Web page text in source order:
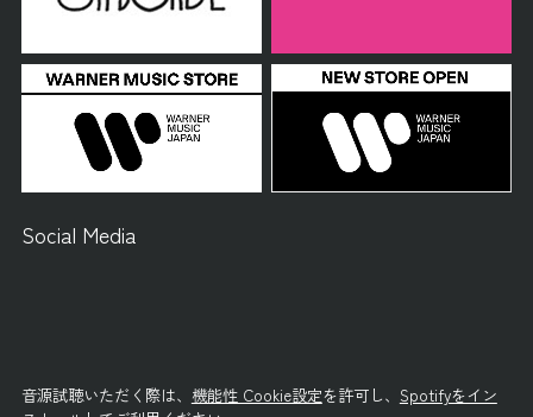
Social Media
音源試聴いただく際は、 機能性 Cookie設定を許可し、 Spotifyをイン